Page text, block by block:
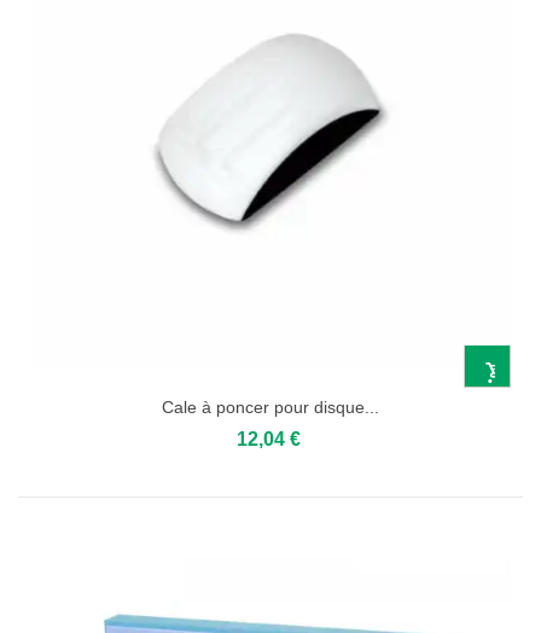
Cale à poncer pour disque...
12,04 €